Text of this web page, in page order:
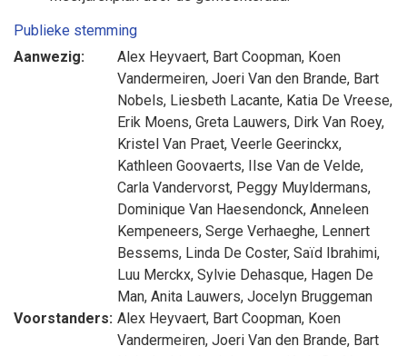
Publieke stemming
Aanwezig:
Alex Heyvaert, Bart Coopman, Koen
Vandermeiren, Joeri Van den Brande, Bart
Nobels, Liesbeth Lacante, Katia De Vreese,
Erik Moens, Greta Lauwers, Dirk Van Roey,
Kristel Van Praet, Veerle Geerinckx,
Kathleen Goovaerts, Ilse Van de Velde,
Carla Vandervorst, Peggy Muyldermans,
Dominique Van Haesendonck, Anneleen
Kempeneers, Serge Verhaeghe, Lennert
Bessems, Linda De Coster, Saïd Ibrahimi,
Luu Merckx, Sylvie Dehasque, Hagen De
Man, Anita Lauwers, Jocelyn Bruggeman
Voorstanders: Alex Heyvaert, Bart Coopman, Koen
Vandermeiren, Joeri Van den Brande, Bart